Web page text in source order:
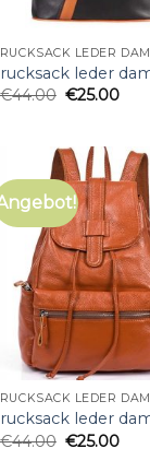
RUCKSACK LEDER
rucksack leder
€44.00 €25.00
RUCKSACK LEDER
rucksack leder
€44.00 €25.00